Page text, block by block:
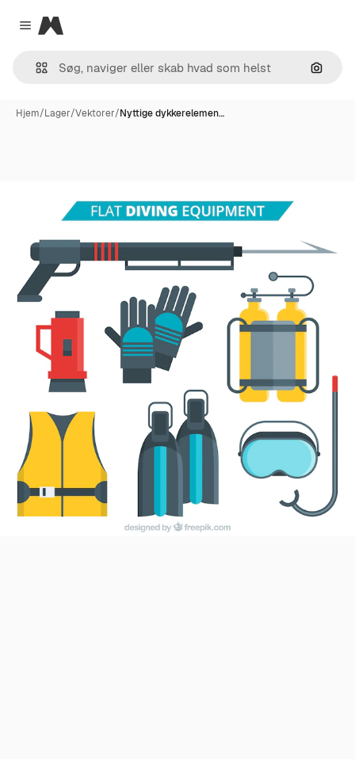
Close menu
Magnific
Søg
Hjem/Lager/Vektorer/Nyttige dykkerelemen…